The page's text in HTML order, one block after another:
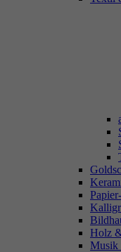
Holz
Musik